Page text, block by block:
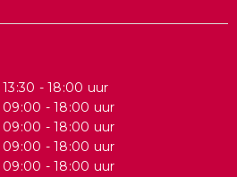
13:30 - 18:00 uur
09:00 - 18:00 uur
09:00 - 18:00 uur
09:00 - 18:00 uur
09:00 - 18:00 uur